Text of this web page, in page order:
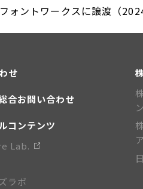
ォントワークスに譲渡（
せ
合お問い合わせ
コンテンツ
Lab.
ラボ